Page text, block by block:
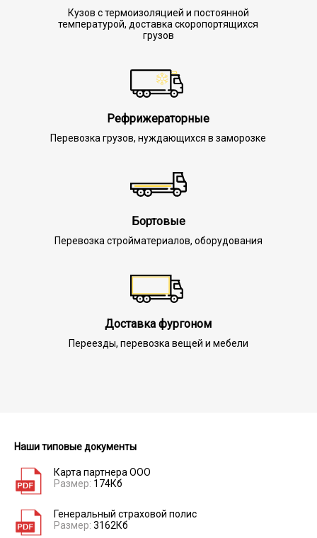
Кузов с термоизоляцией и постоянной
температурой, доставка скоропортящихся
грузов
Рефрижераторные
Перевозка грузов, нуждающихся в заморозке
Бортовые
Перевозка стройматериалов, оборудования
Доставка фургоном
Переезды, перевозка вещей и мебели
Наши типовые документы
Карта партнера ООО
Размер: 174Кб
Генеральный страховой полис
Размер: 3162Кб